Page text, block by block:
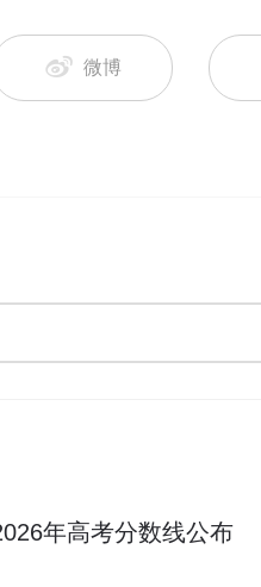
微博
年高考分数线公布